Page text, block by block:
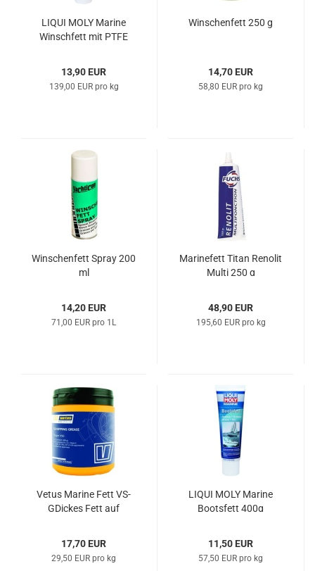
LIQUI MOLY Ma­ri­ne
Win­sch­fett mit PTFE
13,90 EUR
139,00 EUR pro kg
Win­schen­fett 250 g
14,70 EUR
58,80 EUR pro kg
Win­schen­fett Spray 200
ml
14,20 EUR
71,00 EUR pro 1L
Ma­ri­ne­fett Titan Re­no­lit
Multi 250 g
48,90 EUR
195,60 EUR pro kg
Vetus Ma­ri­ne Fett VS­
GDi­ckes Fett auf
17,70 EUR
29,50 EUR pro kg
LIQUI MOLY Ma­ri­ne
Boots­fett 400g
11,50 EUR
57,50 EUR pro kg